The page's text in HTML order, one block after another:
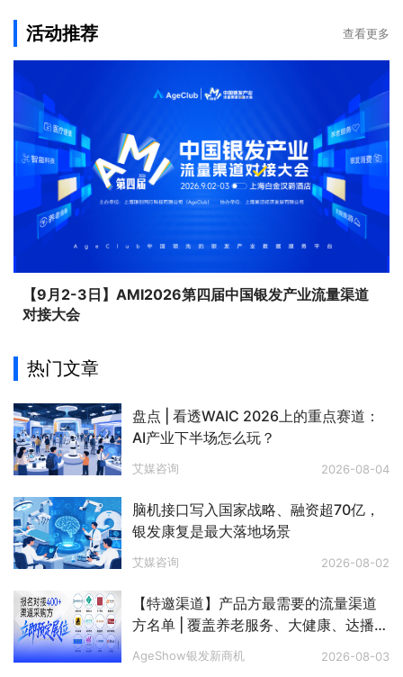
活动推荐 查看更多
【9月2-3日】AMI2026第四届中国银发产业流量渠道
对接大会
热门文章
盘点 | 看透WAIC 2026上的重点赛道：
AI产业下半场怎么玩？
艾媒咨询 2026-08-04
脑机接口写入国家战略、融资超70亿，
银发康复是最大落地场景
艾媒咨询 2026-08-02
【特邀渠道】产品方最需要的流量渠道
方名单 | 覆盖养老服务、大健康、达播、
私域、电视购物、文娱旅游、银发零
售、银发出海等八大赛道
AgeShow银发新商机 2026-08-03